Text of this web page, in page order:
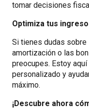
tomar decisiones
Optimiza tus
Si tienes dudas
amortización o las
preocupes. Estoy
personalizado y
máximo.
¡Descubre ahora